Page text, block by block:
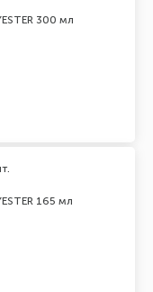
300 мл
165 мл